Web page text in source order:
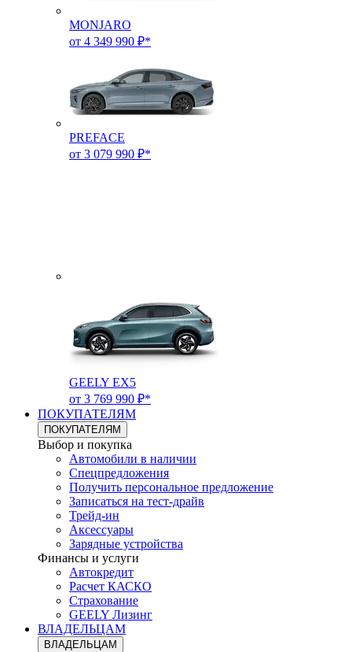
MONJARO
от 4 349 990 ₽*
PREFACE
от 3 079 990 ₽*
GEELY EX5
от 3 769 990 ₽*
ПОКУПАТЕЛЯМ
ПОКУПАТЕЛЯМ
Выбор и покупка
Автомобили в наличии
Спецпредложения
Получить персональное предложение
Записаться на тест-драйв
Трейд-ин
Аксессуары
Зарядные устройства
Финансы и услуги
Автокредит
Расчет КАСКО
Страхование
GEELY Лизинг
ВЛАДЕЛЬЦАМ
ВЛАДЕЛЬЦАМ